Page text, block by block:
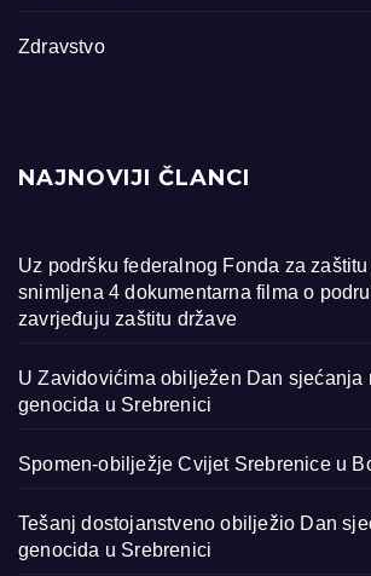
Zdravstvo
NAJNOVIJI ČLANCI
Uz podršku federalnog Fonda za
snimljena 4 dokumentarna filma o
zavrjeđuju zaštitu države
U Zavidovićima obilježen Dan sjećanja
genocida u Srebrenici
Spomen-obilježje Cvijet Srebrenice u
Tešanj dostojanstveno obilježio Dan
genocida u Srebrenici